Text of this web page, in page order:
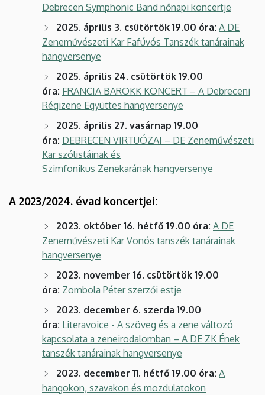
Debrecen Symphonic Band nőnapi koncertje
2025. április 3. csütörtök 19.00 óra: A DE
Zeneművészeti Kar Fafúvós Tanszék tanárainak
hangversenye
2025. április 24. csütörtök 19.00
óra: FRANCIA BAROKK KONCERT – A Debreceni
Régizene Együttes hangversenye
2025. április 27. vasárnap 19.00
óra: DEBRECEN VIRTUÓZAI – DE Zeneművészeti
Kar szólistáinak és
Szimfonikus Zenekarának hangversenye
A 2023/2024. évad koncertjei:
2023. október 16. hétfő 19.00 óra: A DE
Zeneművészeti Kar Vonós tanszék tanárainak
hangversenye
2023. november 16. csütörtök 19.00
óra: Zombola Péter szerzői estje
2023. december 6. szerda 19.00
óra: Literavoice - A szöveg és a zene változó
kapcsolata a zeneirodalomban – A DE ZK Ének
tanszék tanárainak hangversenye
2023. december 11. hétfő 19.00 óra: A
hangokon, szavakon és mozdulatokon